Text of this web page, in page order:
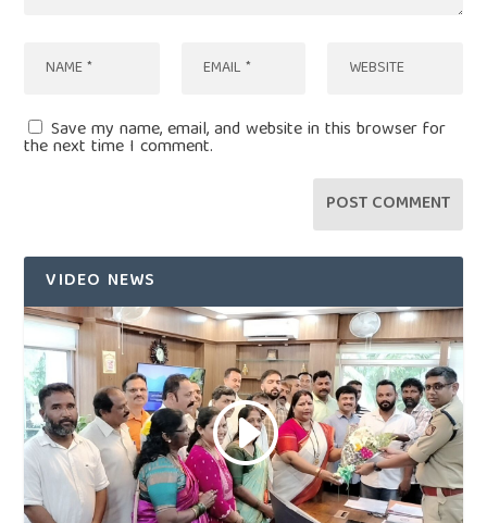
Save my name, email, and website in this browser for
the next time I comment.
VIDEO NEWS